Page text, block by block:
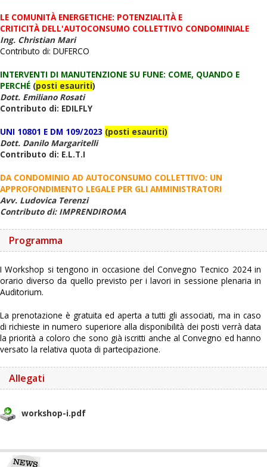
LE COMUNITÀ ENERGETICHE: POTENZIALITÀ E
CRITICITÀ DELL'AUTOCONSUMO COLLETTIVO CONDOMINIALE
Ing. Christian Mari
Contributo di: DUFERCO
INTERVENTI DI MANUTENZIONE SU FUNE: COME, QUANDO E
PERCHÉ (posti esauriti)
Dott. Emiliano Rosati
Contributo di: EDILFLY
UNI 10801 E DM 109/2023 (posti esauriti)
Dott. Danilo Margaritelli
Contributo di: E.L.T.I
DA CONDOMINIO AD AUTOCONSUMO COLLETTIVO: UN
APPROFONDIMENTO LEGALE PER GLI AMMINISTRATORI
Avv. Ludovica Terenzi
Contributo di: IMPRENDIROMA
Programma
I Workshop si tengono in occasione del Convegno Tecnico 2024 in
orario diverso da quello previsto per i lavori in sessione plenaria in
Auditorium.
La prenotazione è gratuita ed aperta a tutti gli associati, ma in caso
di richieste in numero superiore alla disponibilità dei posti verrà data
la priorità a coloro che sono già iscritti anche al Convegno ed hanno
versato la relativa quota di partecipazione.
Allegati
workshop-i.pdf